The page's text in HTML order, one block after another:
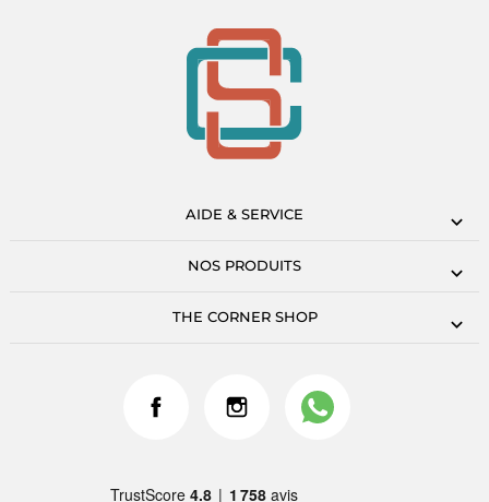
AIDE & SERVICE
NOS PRODUITS
THE CORNER SHOP